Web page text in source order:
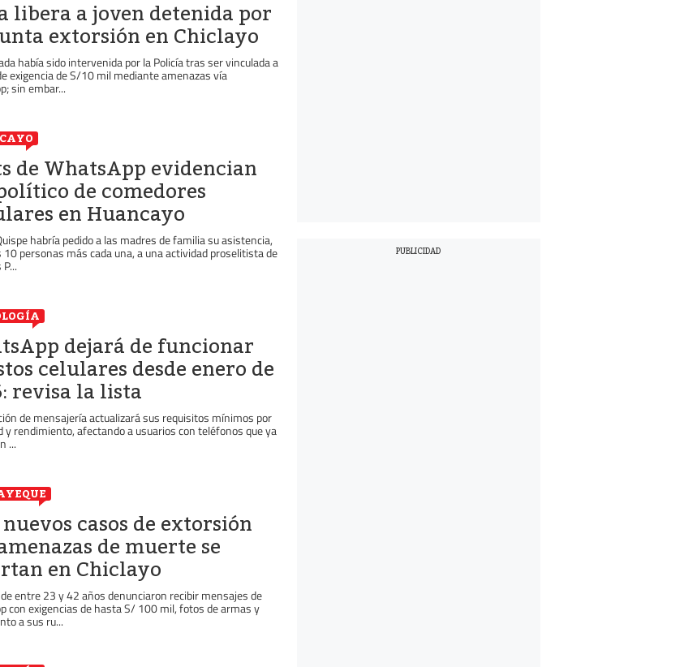
libera a joven detenida por
extorsión en Chiclayo
había sido intervenida por la Policía tras ser vinculada a
exigencia de S/10 mil mediante amenazas vía
sin embar...
de WhatsApp evidencian
de comedores
en Huancayo
habría pedido a las madres de familia su asistencia,
personas más cada una, a una actividad proselitista de
dejará de funcionar
celulares desde enero de
revisa la lista
de mensajería actualizará sus requisitos mínimos por
y rendimiento, afectando a usuarios con teléfonos que ya
...
nuevos casos de extorsión
de muerte se
en Chiclayo
entre 23 y 42 años denunciaron recibir mensajes de
con exigencias de hasta S/ 100 mil, fotos de armas y
a sus ru...